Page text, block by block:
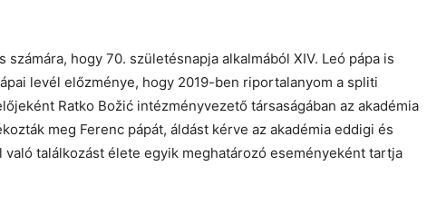
hogy 70. születésnapja alkalmából XIV. Leó pápa is
levél előzménye, hogy 2019-ben riportalanyom a spliti
Ratko Božić intézményvezető társaságában az akadémia
meg Ferenc pápát, áldást kérve az akadémia eddigi és
való találkozást élete egyik meghatározó eseményeként tartja